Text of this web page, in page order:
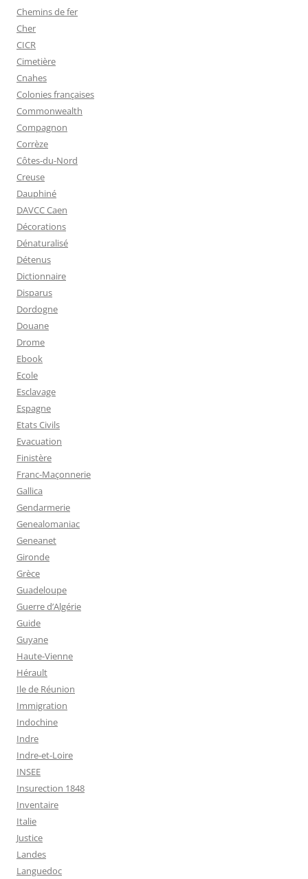
Chemins de fer
Cher
CICR
Cimetière
Cnahes
Colonies françaises
Commonwealth
Compagnon
Corrèze
Côtes-du-Nord
Creuse
Dauphiné
DAVCC Caen
Décorations
Dénaturalisé
Détenus
Dictionnaire
Disparus
Dordogne
Douane
Drome
Ebook
Ecole
Esclavage
Espagne
Etats Civils
Evacuation
Finistère
Franc-Maçonnerie
Gallica
Gendarmerie
Genealomaniac
Geneanet
Gironde
Grèce
Guadeloupe
Guerre d’Algérie
Guide
Guyane
Haute-Vienne
Hérault
Ile de Réunion
Immigration
Indochine
Indre
Indre-et-Loire
INSEE
Insurection 1848
Inventaire
Italie
Justice
Landes
Languedoc